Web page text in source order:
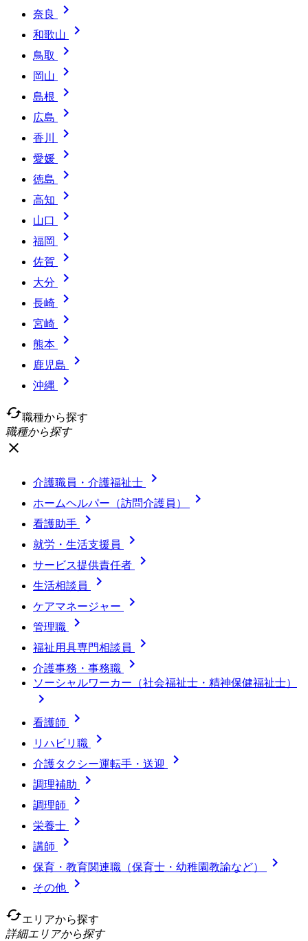
奈良 
和歌山 
鳥取 
岡山 
島根 
広島 
香川 
愛媛 
徳島 
高知 
山口 
福岡 
佐賀 
大分 
長崎 
宮崎 
熊本 
鹿児島 
沖縄

cached職種から探す
職種から探す
close
介護職員・介護福祉士 
ホームヘルパー（訪問介護員） 
看護助手 
就労・生活支援員 
サービス提供責任者 
生活相談員 
ケアマネージャー 
管理職 
福祉用具専門相談員 
介護事務・事務職 
ソーシャルワーカー（社会福祉士・精神保健福祉士）

看護師 
リハビリ職 
介護タクシー運転手・送迎 
調理補助 
調理師 
栄養士 
講師 
保育・教育関連職（保育士・幼稚園教諭など） 
その他

cachedエリアから探す
詳細エリアから探す